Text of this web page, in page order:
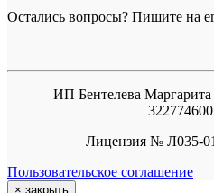
Остались вопросы? Пишите на
ИП Бентелева
Лицензия № Л035-
Пользовательское соглашение
× закрыть